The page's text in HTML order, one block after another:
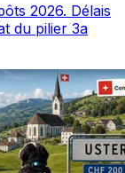
2026. Délais
du pilier 3a